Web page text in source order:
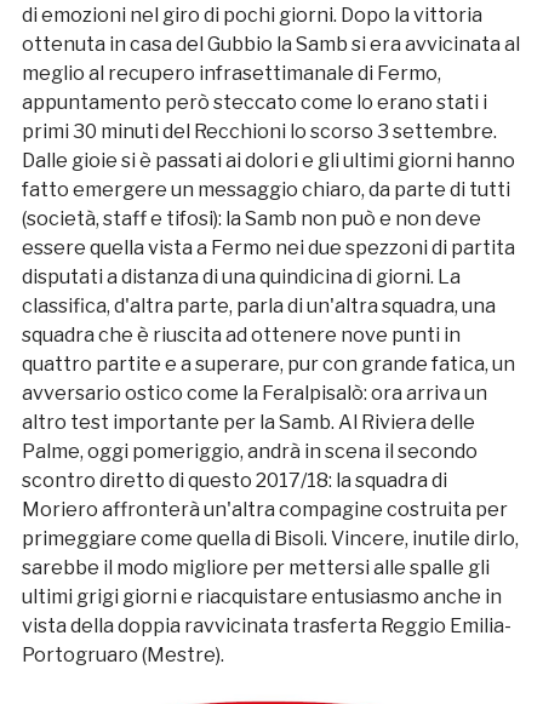
di emozioni nel giro di pochi giorni. Dopo la vittoria
ottenuta in casa del Gubbio la Samb si era avvicinata al
meglio al recupero infrasettimanale di Fermo,
appuntamento però steccato come lo erano stati i
primi 30 minuti del Recchioni lo scorso 3 settembre.
Dalle gioie si è passati ai dolori e gli ultimi giorni hanno
fatto emergere un messaggio chiaro, da parte di tutti
(società, staff e tifosi): la Samb non può e non deve
essere quella vista a Fermo nei due spezzoni di partita
disputati a distanza di una quindicina di giorni. La
classifica, d'altra parte, parla di un'altra squadra, una
squadra che è riuscita ad ottenere nove punti in
quattro partite e a superare, pur con grande fatica, un
avversario ostico come la Feralpisalò: ora arriva un
altro test importante per la Samb. Al Riviera delle
Palme, oggi pomeriggio, andrà in scena il secondo
scontro diretto di questo 2017/18: la squadra di
Moriero affronterà un'altra compagine costruita per
primeggiare come quella di Bisoli. Vincere, inutile dirlo,
sarebbe il modo migliore per mettersi alle spalle gli
ultimi grigi giorni e riacquistare entusiasmo anche in
vista della doppia ravvicinata trasferta Reggio Emilia-
Portogruaro (Mestre).